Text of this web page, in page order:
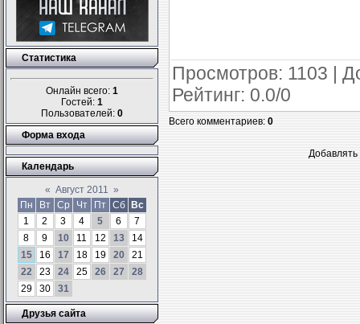
Статистика
Онлайн всего: 1
Гостей: 1
Пользователей: 0
Форма входа
Календарь
« Август 2011 »
Пн
Вт Ср Чт Пт Сб
Вс
1
2 3 4 5 6
7
8
9 10 11 12 13
14
15
16 17 18 19 20
21
22
23 24 25 26 27
28
29
30 31
Друзья сайта
Просмотров: 1103 |
Рейтинг: 0.0/0
Всего комментариев:0
Добавлять